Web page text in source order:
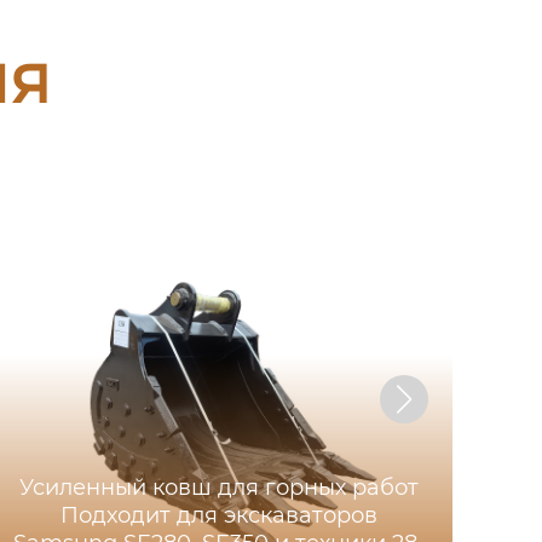
Усиленный ковш для горных работ
Подходит для экскаваторов